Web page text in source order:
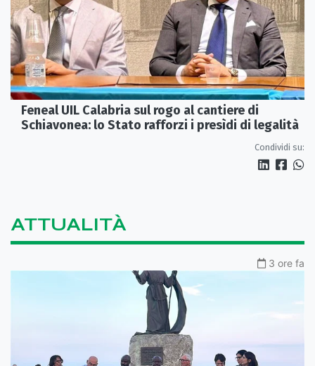
Feneal UIL Calabria sul rogo al cantiere di
Schiavonea: lo Stato rafforzi i presìdi di legalità
Condividi su:
ATTUALITÀ
3 ore fa